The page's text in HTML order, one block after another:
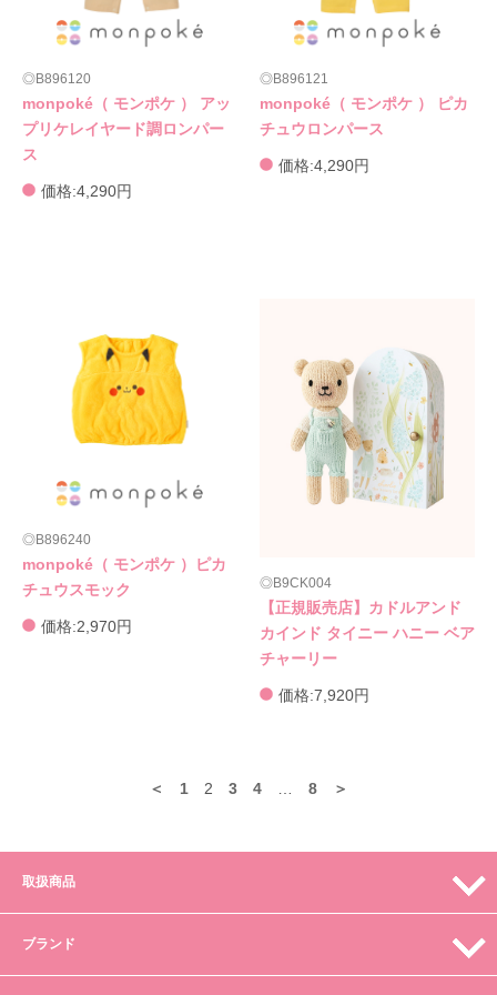
B896120
monpoké（ モンポケ ） アッ
プリケレイヤード調ロンパー
ス
価格:4,290円
B896121
monpoké（ モンポケ ） ピカ
チュウロンパース
価格:4,290円
B896240
monpoké（ モンポケ ）ピカ
チュウスモック
価格:2,970円
B9CK004
【正規販売店】カドルアンド
カインド タイニー ハニー ベア
チャーリー
価格:7,920円
＜ 1 2 3 4 8 ＞
取扱商品
ブランド